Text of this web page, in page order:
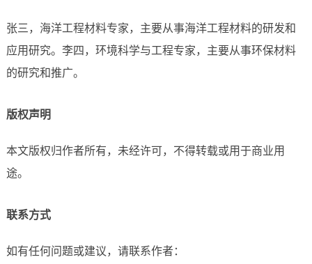
张三，海洋工程材料专家，主要从事海洋工程材料的研发和
应用研究。李四，环境科学与工程专家，主要从事环保材料
的研究和推广。
版权声明
本文版权归作者所有，未经许可，不得转载或用于商业用
途。
联系方式
如有任何问题或建议，请联系作者：